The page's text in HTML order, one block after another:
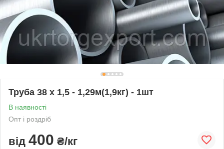
Труба 38 х 1,5 - 1,29м(1,9кг) - 1шт
В наявності
Опт і роздріб
від 400 ₴/кг